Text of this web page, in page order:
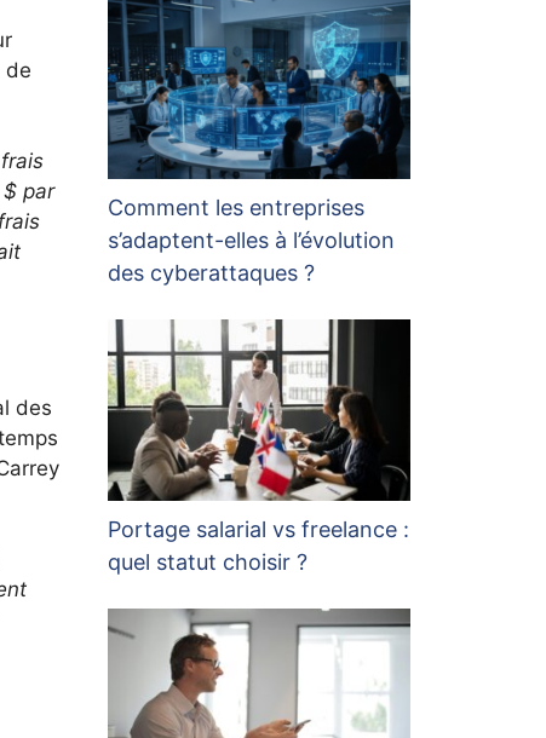
de
par
des
Comment les entreprises
s’adaptent-elles à l’évolution
des cyberattaques ?
Portage salarial vs freelance :
quel statut choisir ?